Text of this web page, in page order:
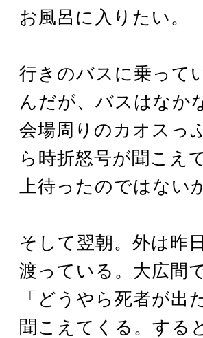
お風呂に入りたい。
行きのバスに乗って
んだが、バスはなか
会場周りのカオスっ
ら時折怒号が聞こえ
上待ったのではない
そして翌朝。外は昨
渡っている。大広間
「どうやら死者が
聞こえてくる。す